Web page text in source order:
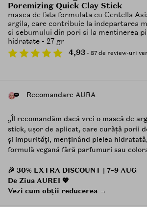
Poremizing Quick Clay Stick
masca de fata formulata cu Centella
argila, care contribuie la indepartarea
si sebumului din pori si la mentinerea
hidratate - 27 gr
4,93 - 87 de review-uri
Recomandare AURA
„Îl recomandăm dacă vrei o mască de
stick, ușor de aplicat, care curăță porii
și impurități, menținând pielea
formulă vegană fără parfumuri sau
🎉 30% EXTRA DISCOUNT | 7–9 AUG
De Ziua AUREI 💖
Vezi cum obții reducerea →